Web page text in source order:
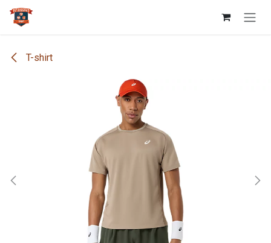
Se rendre au contenu
T-shirt